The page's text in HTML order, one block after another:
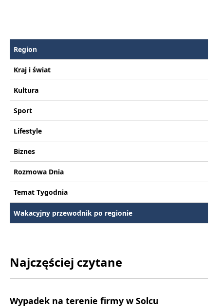
Region
Kraj i świat
Kultura
Sport
Lifestyle
Biznes
Rozmowa Dnia
Temat Tygodnia
Wakacyjny przewodnik po regionie
Najczęściej czytane
Wypadek na terenie firmy w Solcu